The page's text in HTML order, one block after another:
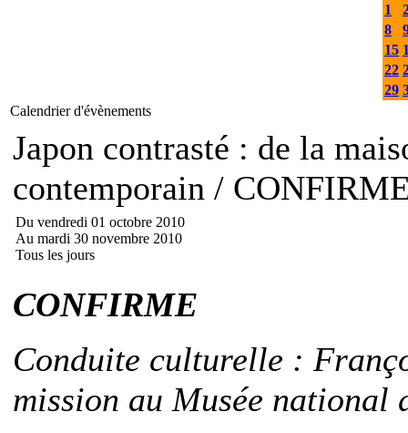
1
8
15
22
29
Calendrier d'évènements
Japon contrasté : de la
contemporain /
Du vendredi 01 octobre 2010
Au mardi 30 novembre 2010
Tous les jours
CONFIRME
Conduite culturelle :
mission au Musée national